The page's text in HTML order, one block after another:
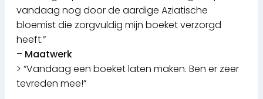
vandaag nog door de aardige Aziatische
bloemist die zorgvuldig mijn boeket verzorgd
heeft.”
– Maatwerk
> “Vandaag een boeket laten maken. Ben er zeer
tevreden mee!”